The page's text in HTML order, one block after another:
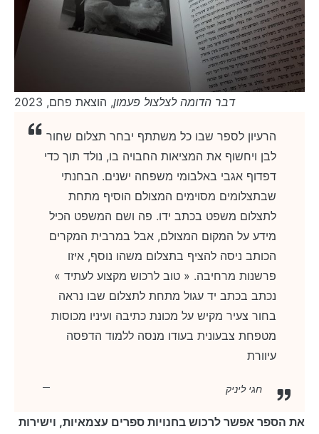
דבר הדומה לצלצול פעמון, הוצאת פחם, 2023
הרעיון לספר שבו כל משתתף יבחר תצלום שחור
לבן ויחשוף את המציאות החבויה בו, נולד תוך כדי
דפדוף אגבי באלבומי משפחה ישנים. הבחנתי
שבתצלומים מסוימים המצולם הוסיף מתחת
לתצלום משפט בכתב ידו. פה ושם המשפט הכיל
מידע על המקום המצולם, אבל במרבית המקרים
הכותב ניסה להציף בתצלום משהו נוסף, איזו
פרשנות מרחיבה. « טוב לרכוש מקצוע לעתיד »
נכתב בכתב יד עגול מתחת לתצלום שבו נראה
בחור צעיר מקיש על מכונת כתיבה ועיניו מכוסות
מטפחת צבעונית בעודו מנסה ללמוד הדפסה
עיוורת
חגי ליניק
את הספר אפשר לרכוש בחנויות ספרים עצמאיות, וישירות